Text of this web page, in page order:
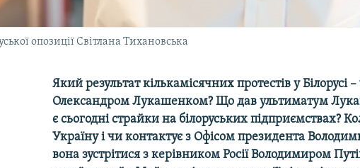
опозиції Світлана Тихановська
Який результат кількамісячних протестів у Білорусі
Олександром Лукашенком? Що дав ультиматум
є сьогодні страйки на білоруських підприємствах?
Україну і чи контактує з Офісом президента
вона зустрітися з керівником Росії Володимиром